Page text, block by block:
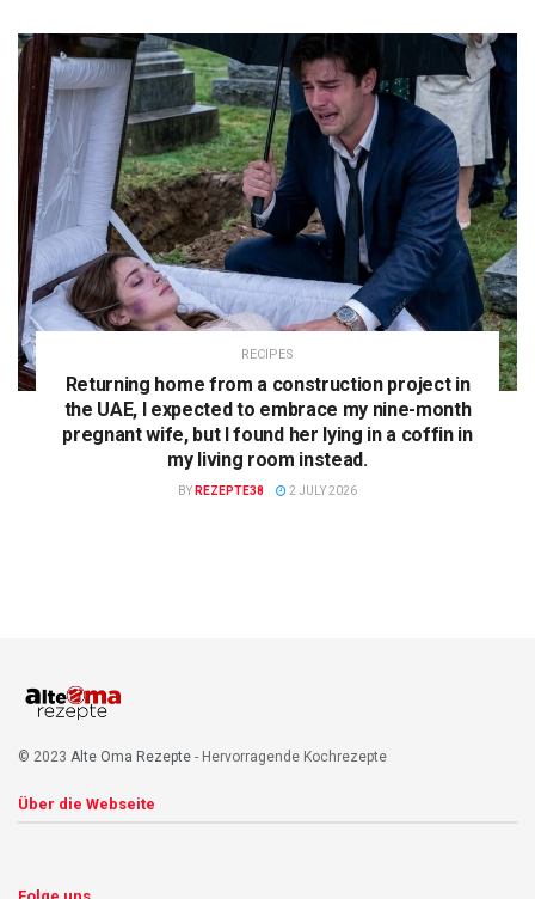
RECIPES
Returning home from a construction project in
the UAE, I expected to embrace my nine-month
pregnant wife, but I found her lying in a coffin in
my living room instead.
BY REZEPTE38 2 JULY 2026
© 2023 Alte Oma Rezepte - Hervorragende Kochrezepte
Über die Webseite